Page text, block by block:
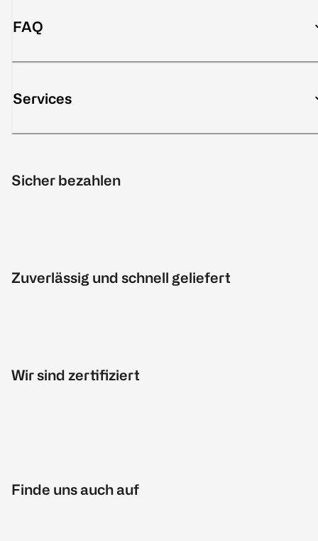
FAQ
Services
Sicher bezahlen
Zuverlässig und schnell geliefert
Wir sind zertifiziert
Finde uns auch auf